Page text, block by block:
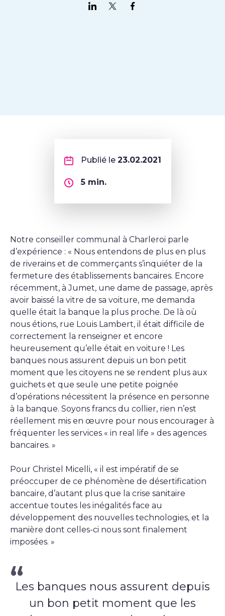
Partager sur LinkedIn
Partager sur Twitter
Publié le 23.02.2021
5min.
Notre conseiller communal à Charleroi parle
d’expérience : « Nous entendons de plus en plus
de riverains et de commerçants s’inquiéter de la
fermeture des établissements bancaires. Encore
récemment, à Jumet, une dame de passage, après
avoir baissé la vitre de sa voiture, me demanda
quelle était la banque la plus proche. De là où
nous étions, rue Louis Lambert, il était difficile de
correctement la renseigner et encore
heureusement qu’elle était en voiture ! Les
banques nous assurent depuis un bon petit
moment que les citoyens ne se rendent plus aux
guichets et que seule une petite poignée
d’opérations nécessitent la présence en personne
à la banque. Soyons francs du collier, rien n’est
réellement mis en œuvre pour nous encourager à
fréquenter les services « in real life » des agences
bancaires. »
Pour Christel Micelli, « il est impératif de se
préoccuper de ce phénomène de désertification
bancaire, d’autant plus que la crise sanitaire
accentue toutes les inégalités face au
développement des nouvelles technologies, et la
manière dont celles-ci nous sont finalement
imposées. »
Les banques nous assurent depuis
un bon petit moment que les